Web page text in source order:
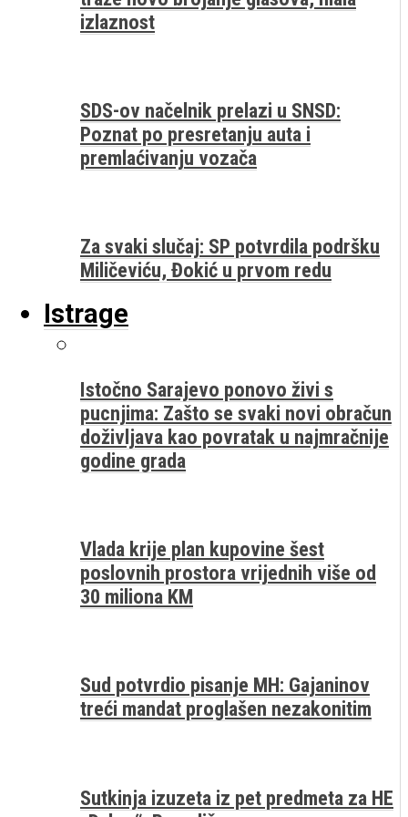
izlaznost
SDS-ov načelnik prelazi u SNSD:
Poznat po presretanju auta i
premlaćivanju vozača
Za svaki slučaj: SP potvrdila podršku
Miličeviću, Đokić u prvom redu
Istrage
Istočno Sarajevo ponovo živi s
pucnjima: Zašto se svaki novi obračun
doživljava kao povratak u najmračnije
godine grada
Vlada krije plan kupovine šest
poslovnih prostora vrijednih više od
30 miliona KM
Sud potvrdio pisanje MH: Gajaninov
treći mandat proglašen nezakonitim
Sutkinja izuzeta iz pet predmeta za HE